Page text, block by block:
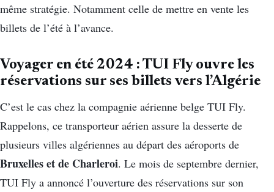
même stratégie. Notamment celle de mettre en vente les
billets de l’été à l’avance.
Voyager en été 2024 : TUI Fly ouvre les
réservations sur ses billets vers l’Algérie
C’est le cas chez la compagnie aérienne belge TUI Fly.
Rappelons, ce transporteur aérien assure la desserte de
plusieurs villes algériennes au départ des aéroports de
Bruxelles et de Charleroi. Le mois de septembre dernier,
TUI Fly a annoncé l’ouverture des réservations sur son